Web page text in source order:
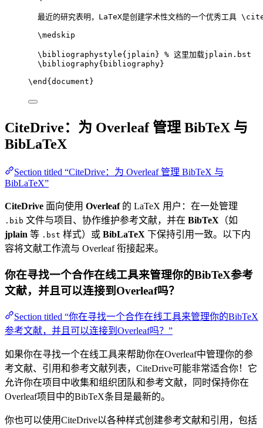
最近的研究表明，LaTeX是创建学术性文档的一个优秀工具
\medskip
\bibliographystyle{jplain} % 这里加载jplain.bst
\bibliography{bibliography}
\end { document }
CiteDrive：为 Overleaf 管理 BibTeX 与
BibLaTeX
Section titled “CiteDrive：为 Overleaf 管理 BibTeX 与
BibLaTeX”
CiteDrive 面向使用 Overleaf的 LaTeX 用户：在一处管理
.bib 文件与项目、协作维护参考文献，并在 BibTeX （如
jplain 等 .bst 样式）或 BibLaTeX 下保持引用一致。以下内
容将文献工作流与 Overleaf 衔接起来。
你在寻找一个合作在线工具来管理你的BibTeX参考
文献，并且可以连接到Overleaf吗？
Section titled “你在寻找一个合作在线工具来管理你的BibTeX
参考文献，并且可以连接到Overleaf吗？”
如果你在寻找一个在线工具来帮助你在Overleaf中管理你的参
考文献、引用和参考文献列表，CiteDrive可能非常适合你！它
允许你在项目中收集和组织团队和参考文献，同时保持你在
Overleaf项目中的BibTeX条目是最新的。
你也可以使用CiteDrive以各种样式创建参考文献和引用，包括